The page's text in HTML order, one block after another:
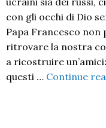
con gli occhi di Dio
Papa Francesco
ritrovare la nostra
a ricostruire
questi … Continue